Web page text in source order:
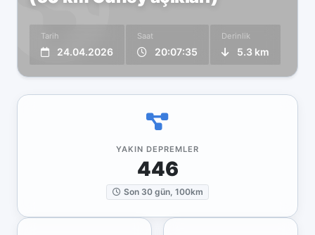
Tarih
24.04.2026
Saat
20:07:35
Derinlik
5.3 km
YAKIN DEPREMLER
446
Son 30 gün, 100km